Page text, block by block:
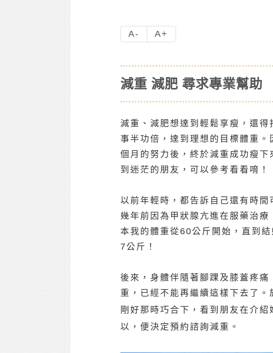
A- A+
減重 減肥 尋求專業幫助
減重、減肥想達到輕鬆享瘦，還
事半功倍，達到理想的目標體重
個月的努力後，終於減重成功瘦
到迷茫的朋友，可以參考看看唷！
以前年輕時，都告訴自己還有時
幾年前因為甲狀腺亢進在服藥治
本我的體重從60公斤開始，直到
7公斤！
後來，身體伴隨著腳踝及膝蓋疼
重，已經不能再繼續這樣下去了
剛好那時巧合下，看到朋友在介
以，便決定預約諮詢減重。